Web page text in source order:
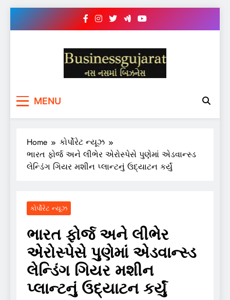
BUSINESS GUJARAT
MENU
Home
કોર્પોરેટ ન્યૂઝ
ભારત ફોર્જ અને લીભેર એરોસ્પેસે પુણેમાં એડવાન્સ્ડ
લેન્ડિંગ ગિયર મશીન પ્લાન્ટનું ઉદ્યાટન કર્યું
કોર્પોરેટ ન્યૂઝ
ભારત ફોર્જ અને લીભેર
એરોસ્પેસે પુણેમાં એડવાન્સ્ડ
લેન્ડિંગ ગિયર મશીન
પ્લાન્ટનું ઉદ્યાટન કર્યું